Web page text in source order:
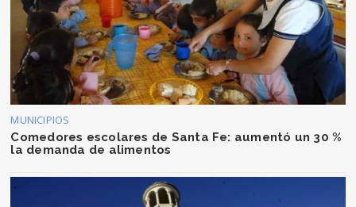
MUNICIPIOS
Comedores escolares de Santa Fe: aumentó un 30 %
la demanda de alimentos